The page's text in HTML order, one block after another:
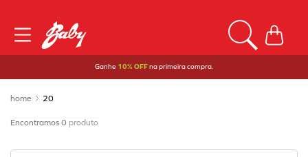
Ganhe 10% OFFna primeira compra.
20
0 produto